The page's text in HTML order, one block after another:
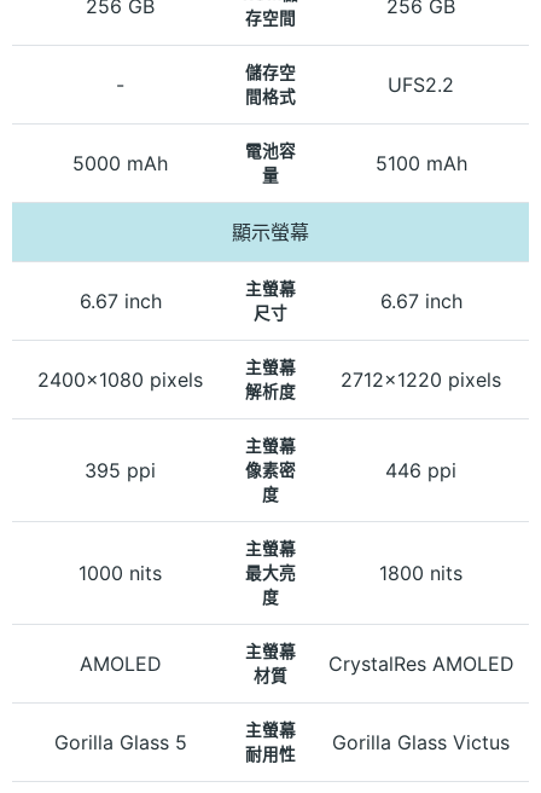
256 GB
存空間
256 GB
-
儲存空
間格式
UFS2.2
5000 mAh
電池容
量
5100 mAh
顯示螢幕
6.67 inch
主螢幕
尺寸
6.67 inch
2400x1080 pixels
主螢幕
解析度
2712x1220 pixels
395 ppi
主螢幕
像素密
度
446 ppi
1000 nits
主螢幕
最大亮
度
1800 nits
AMOLED
主螢幕
材質
CrystalRes AMOLED
Gorilla Glass 5
主螢幕
耐用性
Gorilla Glass Victus